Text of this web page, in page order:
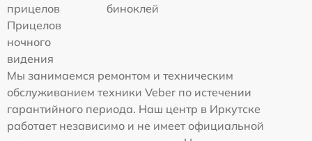
прицелов
биноклей
Прицелов
ночного
видения
Мы занимаемся ремонтом и техническим
обслуживанием техники Veber по истечении
гарантийного периода. Наш центр в Иркутске
работает независимо и не имеет официальной